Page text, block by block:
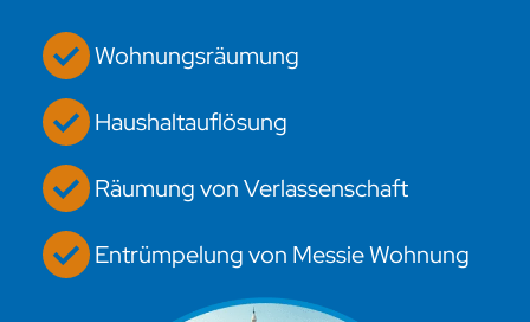
Wohnungsräumung
Haushaltauflösung
Räumung von Verlassenschaft
Entrümpelung von Messie Wohnung